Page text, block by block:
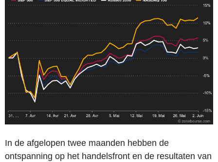
In de afgelopen twee maanden hebben de
ontspanning op het handelsfront en de resultaten van